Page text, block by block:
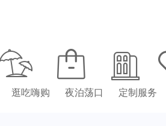
逛吃嗨购 夜泊荡口 定制服务